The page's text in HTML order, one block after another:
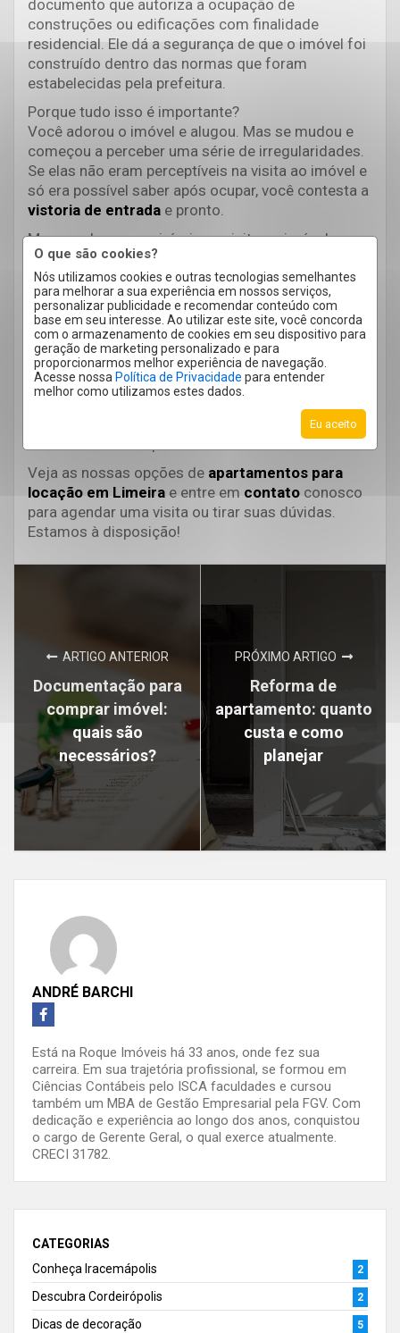
O que são cookies?
Nós utilizamos cookies e outras tecnologias semelhantes
para melhorar a sua experiência em nossos serviços,
personalizar publicidade e recomendar conteúdo com
base em seu interesse. Ao utilizar este site, você concorda
com o armazenamento de cookies em seu dispositivo para
geração de marketing personalizado e para
proporcionarmos melhor experiência de navegação.
Acesse nossa Política de Privacidade para entender
melhor como utilizamos estes dados.
Eu aceito
documento que autoriza a ocupação de
construções ou edificações com finalidade
residencial. Ele dá a segurança de que o imóvel foi
construído dentro das normas que foram
estabelecidas pela prefeitura.
Porque tudo isso é importante?
Você adorou o imóvel e alugou. Mas se mudou e
começou a perceber uma série de irregularidades.
Se elas não eram perceptíveis na visita ao imóvel e
só era possível saber após ocupar, você contesta a
vistoria de entrada e pronto.
Mas, se elas eram visíveis na visita ao imóvel e
você acabou não percebendo, ficar irado não vai
resolver o problema. Conteste a vistoria e solicite
os reparos ao proprietário. Aproveite para conferir
4 dicas para checar se está tudo certo!
Deixa a Roque ajudar você!
Nós podemos apresentar diversas opções para
vocêalugar um apartamento em Limeira. E
garantias locatícias funcionam, ajudando a
Veja as nossas opções de apartamentos para
locação em Limeira e entre em contato conosco
para agendar uma visita ou tirar suas dúvidas.
Estamos à disposição!
ARTIGO ANTERIOR
Documentação para
comprar imóvel:
quais são
necessários?
PRÓXIMO ARTIGO
Reforma de
apartamento: quanto
custa e como
planejar
ANDRÉ BARCHI
Está na Roque Imóveis há 33 anos, onde fez sua
carreira. Em sua trajetória profissional, se formou em
Ciências Contábeis pelo ISCA faculdades e cursou
também um MBA de Gestão Empresarial pela FGV. Com
dedicação e experiência ao longo dos anos, conquistou
o cargo de Gerente Geral, o qual exerce atualmente.
CRECI 31782.
CATEGORIAS
Conheça Iracemápolis
2
Descubra Cordeirópolis 2
Dicas de decoração 5